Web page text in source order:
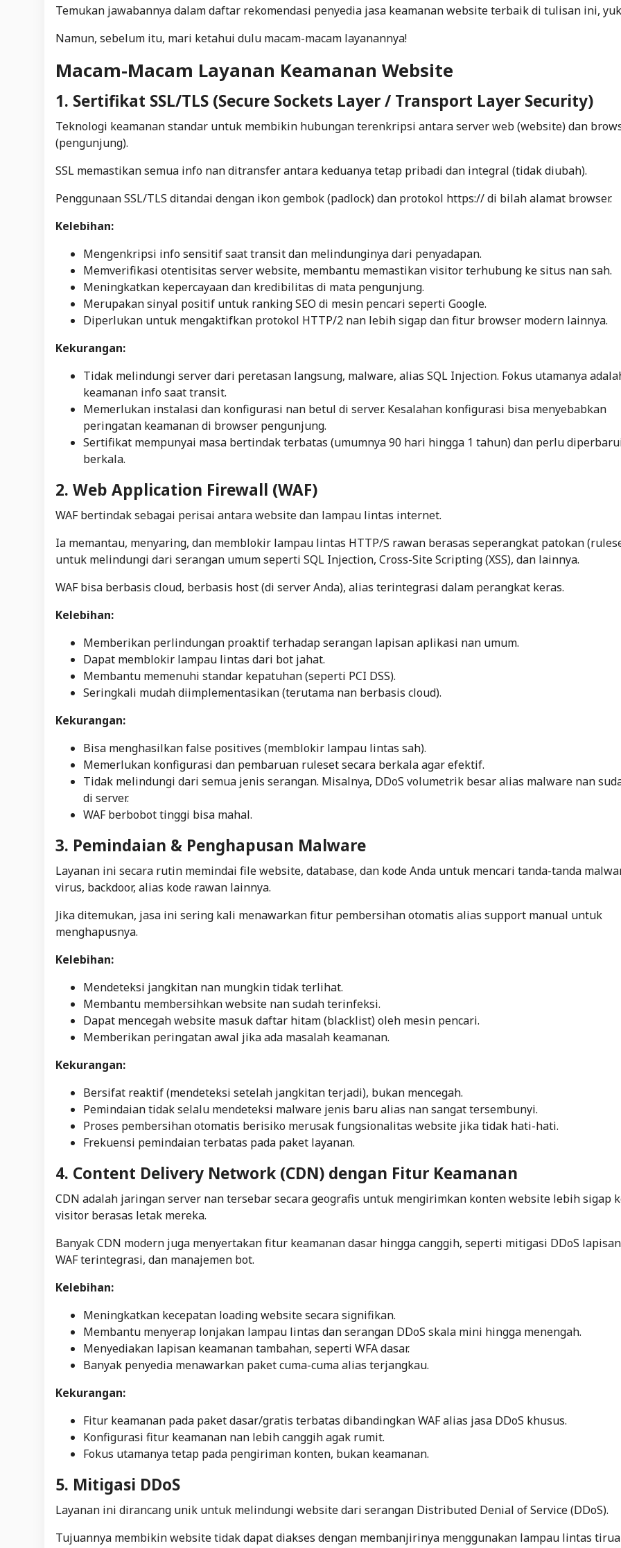
Temukan jawabannya dalam daftar rekomendasi penyedia jasa keamanan website terbaik di tulisan ini,
Namun, sebelum itu, mari ketahui dulu macam-macam layanannya!
Macam-Macam Layanan Keamanan Website
1. Sertifikat SSL/TLS (Secure Sockets Layer / Transport Layer Security)
Teknologi keamanan standar untuk membikin hubungan terenkripsi antara server web (website) dan
(pengunjung).
SSL memastikan semua info nan ditransfer antara keduanya tetap pribadi dan integral (tidak diubah).
Penggunaan SSL/TLS ditandai dengan ikon gembok (padlock) dan protokol https://di bilah alamat browser.
Kelebihan:
Mengenkripsi info sensitif saat transit dan melindunginya dari penyadapan.
Memverifikasi otentisitas server website, membantu memastikan visitor terhubung ke situs nan sah.
Meningkatkan kepercayaan dan kredibilitas di mata pengunjung.
Merupakan sinyal positif untuk ranking SEO di mesin pencari seperti Google.
Diperlukan untuk mengaktifkan protokol HTTP/2 nan lebih sigap dan fitur browser modern lainnya.
Kekurangan:
Tidak melindungi server dari peretasan langsung, malware, alias SQL Injection. Fokus utamanya
keamanan info saat transit.
Memerlukan instalasi dan konfigurasi nan betul di server. Kesalahan konfigurasi bisa menyebabkan
peringatan keamanan di browser pengunjung.
Sertifikat mempunyai masa bertindak terbatas (umumnya 90 hari hingga 1 tahun) dan perlu
berkala.
2. Web Application Firewall (WAF)
WAF bertindak sebagai perisai antara website dan lampau lintas internet.
Ia memantau, menyaring, dan memblokir lampau lintas HTTP/S rawan berasas seperangkat patokan (
untuk melindungi dari serangan umum seperti SQL Injection, Cross-Site Scripting (XSS), dan lainnya.
WAF bisa berbasis cloud, berbasis host (di server Anda), alias terintegrasi dalam perangkat keras.
Kelebihan:
Memberikan perlindungan proaktif terhadap serangan lapisan aplikasi nan umum.
Dapat memblokir lampau lintas dari bot jahat.
Membantu memenuhi standar kepatuhan (seperti PCI DSS).
Seringkali mudah diimplementasikan (terutama nan berbasis cloud).
Kekurangan:
Bisa menghasilkanfalse positives (memblokir lampau lintas sah).
Memerlukan konfigurasi dan pembaruan rulesetsecara berkala agar efektif.
Tidak melindungi dari semua jenis serangan. Misalnya, DDoS volumetrik besar alias malware nan
di server.
WAF berbobot tinggi bisa mahal.
3. Pemindaian & Penghapusan Malware
Layanan ini secara rutin memindai file website, database, dan kode Anda untuk mencari tanda-tanda
virus, backdoor, alias kode rawan lainnya.
Jika ditemukan, jasa ini sering kali menawarkan fitur pembersihan otomatis alias support manual untuk
menghapusnya.
Kelebihan:
Mendeteksi jangkitan nan mungkin tidak terlihat.
Membantu membersihkan website nan sudah terinfeksi.
Dapat mencegah website masuk daftar hitam (blacklist) oleh mesin pencari.
Memberikan peringatan awal jika ada masalah keamanan.
Kekurangan:
Bersifat reaktif (mendeteksi setelah jangkitan terjadi), bukan mencegah.
Pemindaian tidak selalu mendeteksi malware jenis baru alias nan sangat tersembunyi.
Proses pembersihan otomatis berisiko merusak fungsionalitas website jika tidak hati-hati.
Frekuensi pemindaian terbatas pada paket layanan.
4. Content Delivery Network (CDN) dengan Fitur Keamanan
CDN adalah jaringan server nan tersebar secara geografis untuk mengirimkan konten website lebih sigap
visitor berasas letak mereka.
Banyak CDN modern juga menyertakan fitur keamanan dasar hingga canggih, seperti mitigasi DDoS
WAF terintegrasi, dan manajemen bot.
Kelebihan:
Meningkatkan kecepatan loading website secara signifikan.
Membantu menyerap lonjakan lampau lintas dan serangan DDoS skala mini hingga menengah.
Menyediakan lapisan keamanan tambahan, seperti WFA dasar.
Banyak penyedia menawarkan paket cuma-cuma alias terjangkau.
Kekurangan:
Fitur keamanan pada paket dasar/gratis terbatas dibandingkan WAF alias jasa DDoS khusus.
Konfigurasi fitur keamanan nan lebih canggih agak rumit.
Fokus utamanya tetap pada pengiriman konten, bukan keamanan.
5. Mitigasi DDoS
Layanan ini dirancang unik untuk melindungi website dari serangan Distributed Denial of Service (DDoS).
Tujuannya membikin website tidak dapat diakses dengan membanjirinya menggunakan lampau lintas